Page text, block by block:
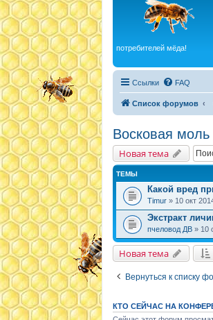
потребителей мёда!
Ссылки FAQ
Список форумов
Восковая моль
Новая тема
ТЕМЫ
Какой вред
Timur » 10 окт
Экстракт
пчеловод ДВ » 10
Новая тема
Вернуться к списку
КТО СЕЙЧАС НА